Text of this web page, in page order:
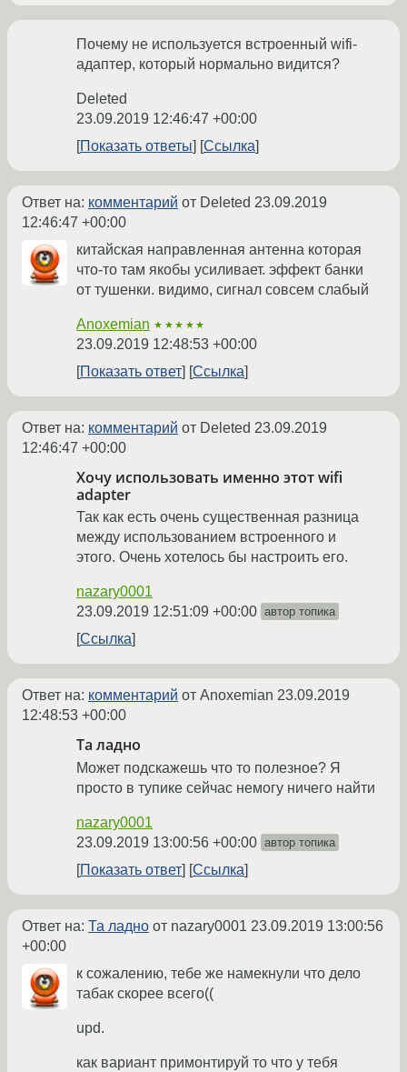
Почему не используется встроенный wifi-
адаптер, который нормально видится?
Deleted
23.09.2019 12:46:47 +00:00
Показать ответы
Ссылка
Ответ на: комментарий от Deleted 23.09.2019
12:46:47 +00:00
китайская направленная антенна которая
что-то там якобы усиливает. эффект банки
от тушенки. видимо, сигнал совсем слабый
Anoxemian ★★★★★
23.09.2019 12:48:53 +00:00
Показать ответ
Ссылка
Ответ на: комментарий от Deleted 23.09.2019
12:46:47 +00:00
Хочу использовать именно этот wifi
adapter
Так как есть очень существенная разница
между использованием встроенного и
этого. Очень хотелось бы настроить его.
nazary0001
23.09.2019 12:51:09 +00:00 автор топика
Ссылка
Ответ на: комментарий от Anoxemian 23.09.2019
12:48:53 +00:00
Та ладно
Может подскажешь что то полезное? Я
просто в тупике сейчас немогу ничего найти
nazary0001
23.09.2019 13:00:56 +00:00 автор топика
Показать ответ Ссылка
Ответ на: Та ладно от nazary0001 23.09.2019 13:00:56
+00:00
к сожалению, тебе же намекнули что дело
табак скорее всего((
upd.
как вариант примонтируй то что у тебя